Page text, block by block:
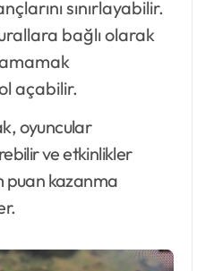
sınırlayabilir.
bağlı olarak
açabilir.
oyuncular
ve etkinlikler
puan kazanma